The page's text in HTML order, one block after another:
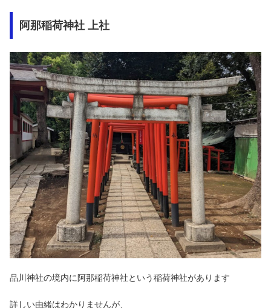
阿那稲荷神社 上社
品川神社の境内に阿那稲荷神社という稲荷神社があります
詳しい由緒はわかりませんが、